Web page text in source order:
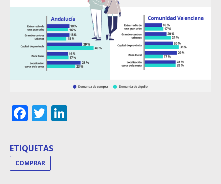
Facebook
Twitter
ETIQUETAS
COMPRAR